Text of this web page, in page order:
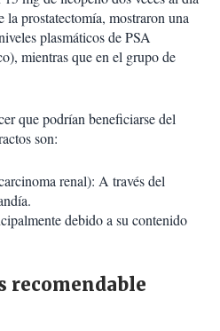
la prostatectomía, mostraron una
plasmáticos de PSA
mientras que en el grupo de
que podrían beneficiarse del
son:
renal): A través del
debido a su contenido
recomendable